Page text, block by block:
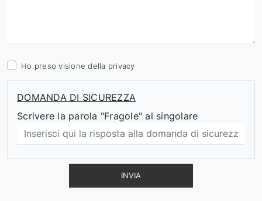
Ho preso visione della privacy
DOMANDA DI SICUREZZA
Scrivere la parola "Fragole" al singolare
INVIA